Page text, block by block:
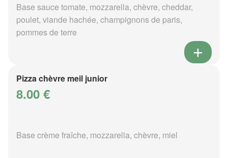
Base sauce tomate, mozzarella, chèvre, cheddar,
poulet, viande hachée, champignons de paris,
pommes de terre
Pizza chèvre meil junior
8.00 €
Base crème fraîche, mozzarella, chèvre, miel